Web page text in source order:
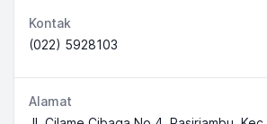
Kontak
(022) 5928103
Alamat